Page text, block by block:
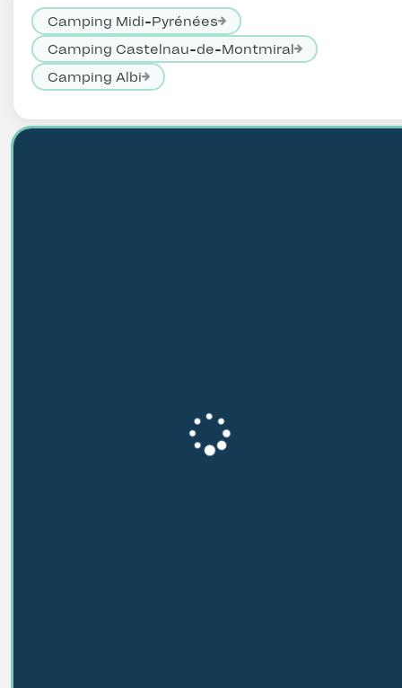
Camping Midi-Pyrénées
Camping Castelnau-de-Montmiral
Camping Albi